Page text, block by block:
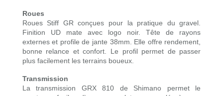
Roues
Roues Stiff GRconçues pour la pratique du gravel.
Finition UD mate avec logo noir. Tête de rayons
externes et profile de jante 38mm. Elle offre rendement,
bonne relance et confort. Le profil permet de passer
plus facilement les terrains boueux.
Transmission
La transmission GRX 810 de Shimano permet le